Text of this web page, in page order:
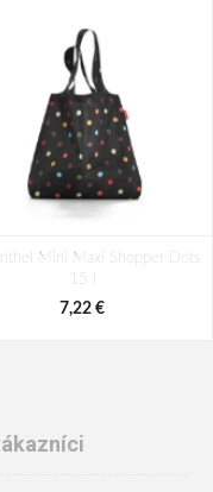
Mini Maxi Shopper Dots
15 l
7,22 €